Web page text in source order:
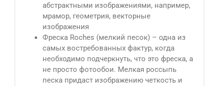
абстрактными изображениями, например,
мрамор, геометрия, векторные
изображения
Фреска Roches (мелкий песок) – одна из
самых востребованных фактур, когда
необходимо подчеркнуть, что это фреска, а
не просто фотообои. Мелкая россыпь
песка придаст изображению четкость и